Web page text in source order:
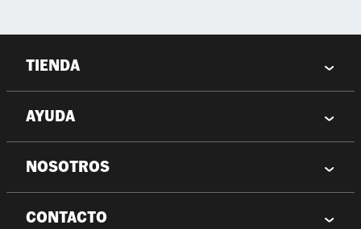
TIENDA
AYUDA
NOSOTROS
CONTACTO